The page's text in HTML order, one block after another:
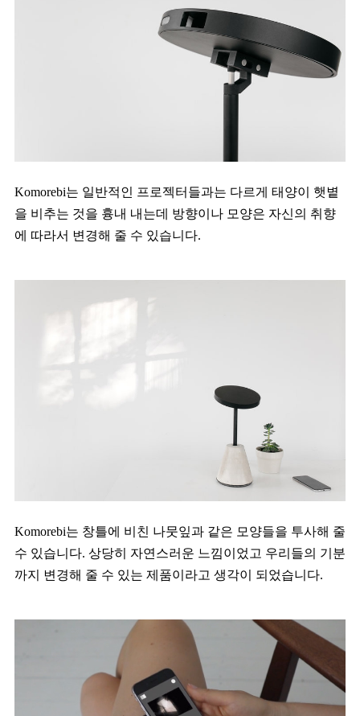
Komorebi는 일반적인 프로젝터들과는 다르게 태양이 햇볕
을 비추는 것을 흉내 내는데 방향이나 모양은 자신의 취향
에 따라서 변경해 줄 수 있습니다.
Komorebi는 창틀에 비친 나뭇잎과 같은 모양들을 투사해 줄
수 있습니다. 상당히 자연스러운 느낌이었고 우리들의 기분
까지 변경해 줄 수 있는 제품이라고 생각이 되었습니다.